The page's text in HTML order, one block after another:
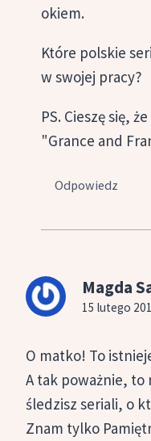
okiem.
Które polskie
w swojej pracy?
PS. Cieszę się,
"Grance and
Odpowiedz
Magda
15 lutego
O matko! To
A tak poważnie, to
śledzisz seriali, o
Znam tylko